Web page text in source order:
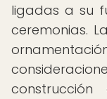
ligadas a su
ceremonias.